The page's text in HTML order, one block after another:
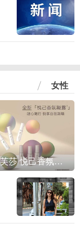
女性
IPSA茵芙莎 悦己香氛凝露上市